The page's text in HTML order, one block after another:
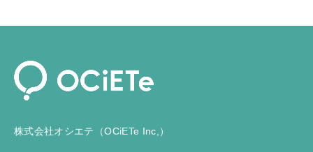
株式会社オシエテ（OCiETe Inc,）